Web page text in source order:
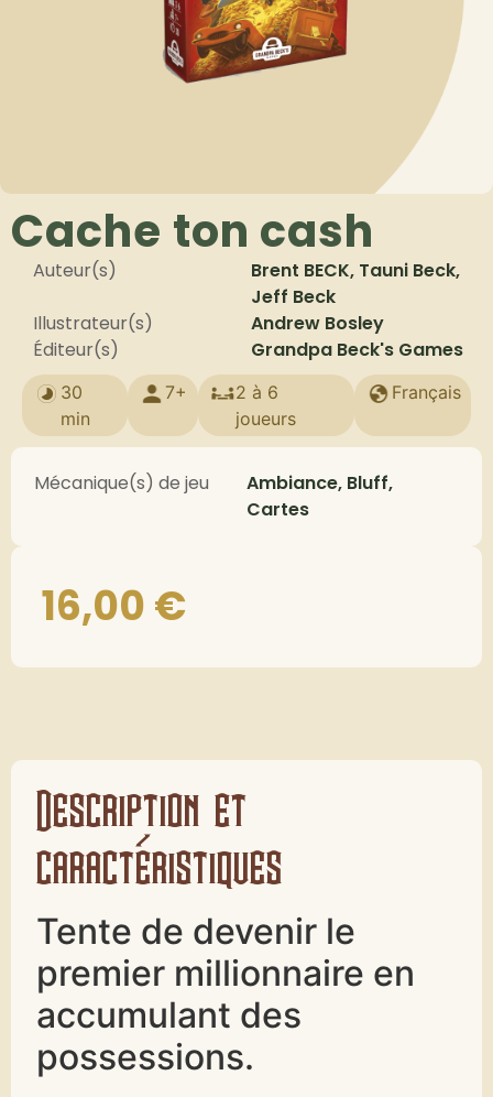
Cache ton cash
Auteur(s)
Brent BECK, Tauni Beck,
Jeff Beck
Illustrateur(s)
Andrew Bosley
Éditeur(s)
Grandpa Beck's Games
30
min
7+
2 à 6
joueurs
Français
Mécanique(s) de jeu
Ambiance, Bluff,
Cartes
16,00€
Description et
caractéristiques
Tente de devenir le
premier millionnaire en
accumulant des
possessions.